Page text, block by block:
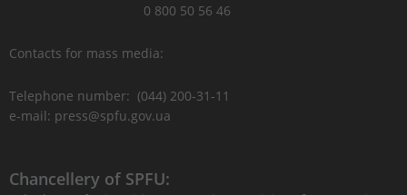
0 800 50 56 46
Contacts for mass media:
Telephone number: (044) 200-31-11
e-mail: press@spfu.gov.ua
Chancellery of SPFU: